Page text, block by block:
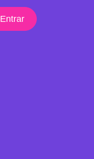
Entrar